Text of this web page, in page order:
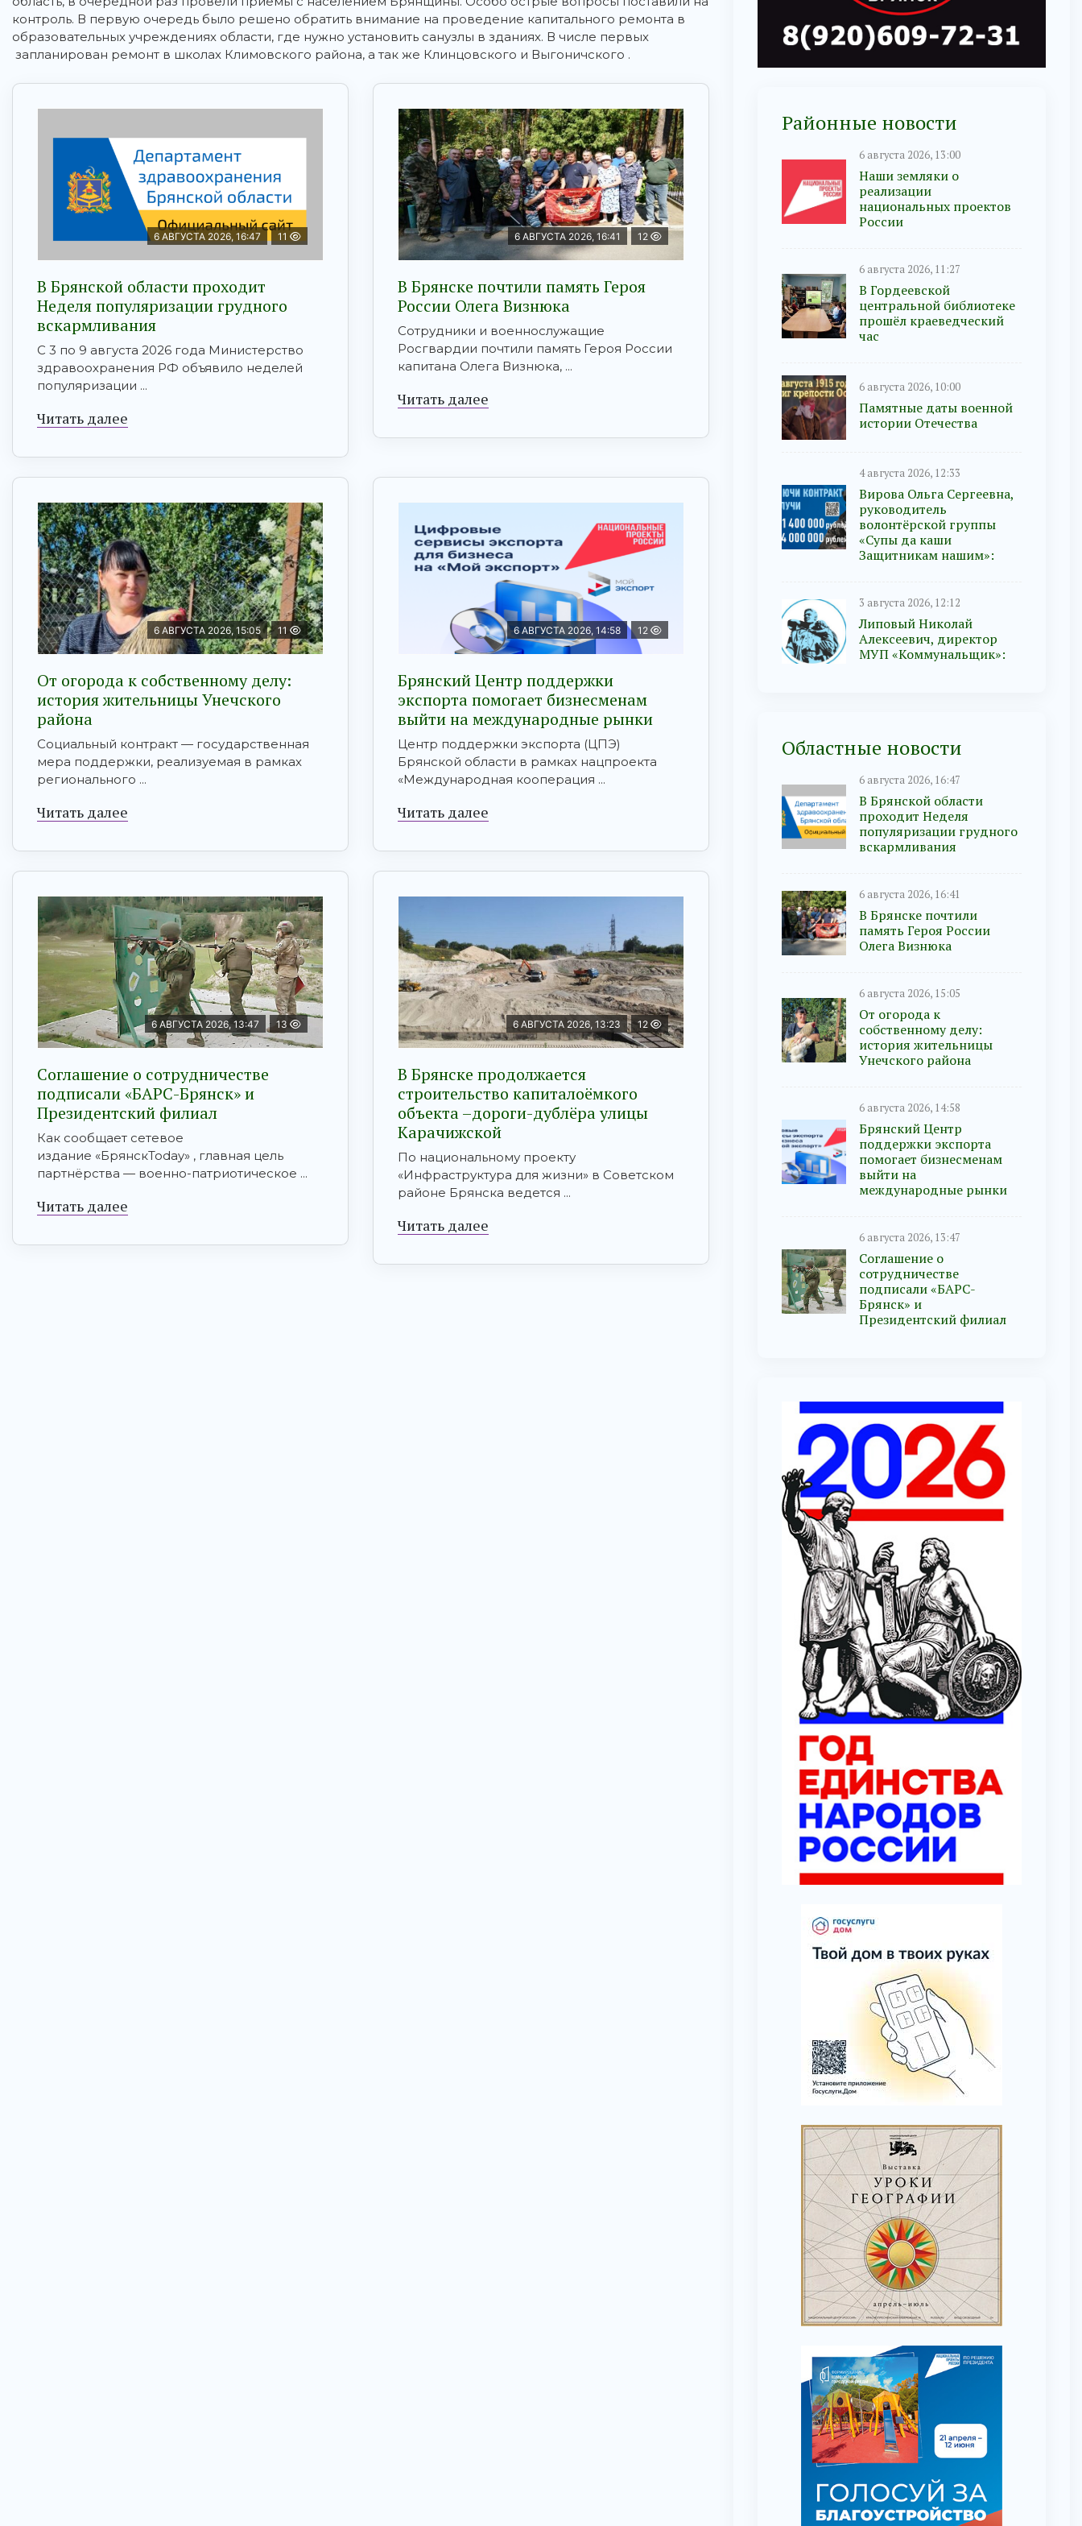
контроль. В первую очередь было решено обратить внимание на проведение капитального ремонта в
образовательных учреждениях области, где нужно установить санузлы в зданиях. В числе первых
запланирован ремонт в школах Климовского района, а так же Клинцовского и Выгоничского .
6 АВГУСТА 2026, 16:47 11
В Брянской области проходит
Неделя популяризации грудного
вскармливания
С 3 по 9 августа 2026 года Министерство
здравоохранения РФ объявило неделей
популяризации ...
Читать далее
6 АВГУСТА 2026, 16:41 12
В Брянске почтили память Героя
России Олега Визнюка
Сотрудники и военнослужащие
Росгвардии почтили память Героя России
капитана Олега Визнюка, ...
Читать далее
6 АВГУСТА 2026, 15:05 11
От огорода к собственному делу:
история жительницы Унечского
района
Социальный контракт — государственная
мера поддержки, реализуемая в рамках
регионального ...
Читать далее
6 АВГУСТА 2026, 14:58 12
Брянский Центр поддержки
экспорта помогает бизнесменам
выйти на международные рынки
Центр поддержки экспорта (ЦПЭ)
Брянской области в рамках нацпроекта
«Международная кооперация ...
Читать далее
6 АВГУСТА 2026, 13:47 13
Соглашение о сотрудничестве
подписали «БАРС-Брянск» и
Президентский филиал
Как сообщает сетевое
издание «БрянскToday» , главная цель
партнёрства — военно-патриотическое ...
Читать далее
6 АВГУСТА 2026, 13:23 12
В Брянске продолжается
строительство капиталоёмкого
объекта –дороги-дублёра улицы
Карачижской
По национальному проекту
«Инфраструктура для жизни» в Советском
районе Брянска ведется ...
Читать далее
Районные новости
6 августа 2026, 13:00
Наши земляки о
реализации
национальных проектов
России
6 августа 2026, 11:27
В Гордеевской
центральной библиотеке
прошёл краеведческий
час
6 августа 2026, 10:00
Памятные даты военной
истории Отечества
4 августа 2026, 12:33
Вирова Ольга Сергеевна,
руководитель
волонтёрской группы
«Супы да каши
Защитникам нашим»:
3 августа 2026, 12:12
Липовый Николай
Алексеевич, директор
МУП «Коммунальщик»:
Областные новости
6 августа 2026, 16:47
В Брянской области
проходит Неделя
популяризации грудного
вскармливания
6 августа 2026, 16:41
В Брянске почтили
память Героя России
Олега Визнюка
6 августа 2026, 15:05
От огорода к
собственному делу:
история жительницы
Унечского района
6 августа 2026, 14:58
Брянский Центр
поддержки экспорта
помогает бизнесменам
выйти на
международные рынки
6 августа 2026, 13:47
Соглашение о
сотрудничестве
подписали «БАРС-
Брянск» и
Президентский филиал